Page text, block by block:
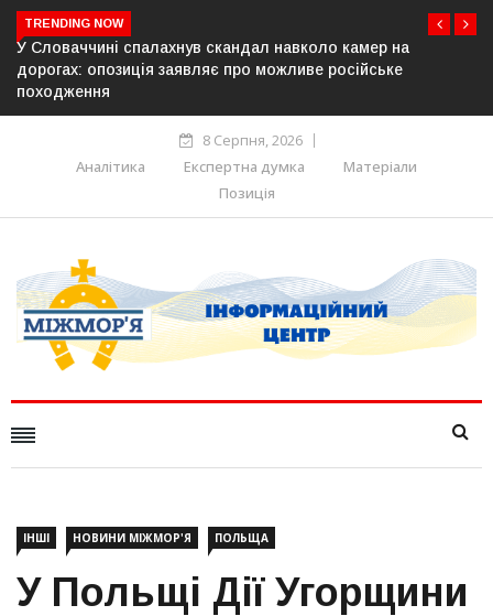
TRENDING NOW
навколо камер на
можливе російське
У Молдові готують план дій на
постачання газу до
8 Серпня, 2026
Аналітика
Експертна думка
Матеріали
Позиція
ІНШІ НОВИНИ МІЖМОР'Я ПОЛЬЩА
У Польщі Дії Угорщини